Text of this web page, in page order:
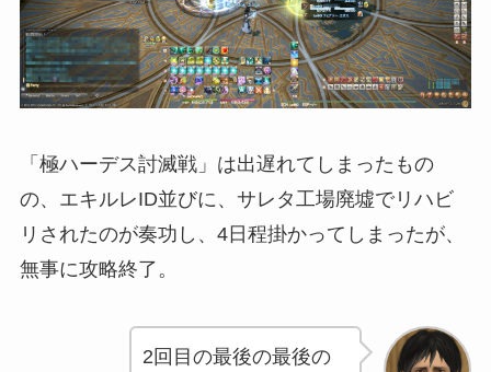
「極ハーデス討滅戦」は出遅れてしまったもの
の、エキルレID並びに、サレタ工場廃墟でリハビ
リされたのが奏功し、4日程掛かってしまったが、
無事に攻略終了。
2回目の最後の最後の